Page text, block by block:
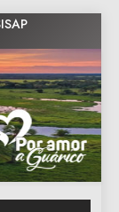
de Guarico